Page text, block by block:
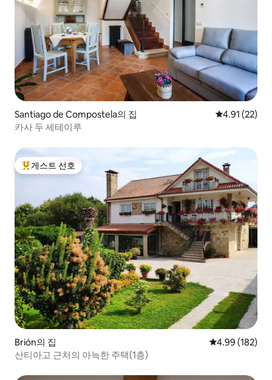
Santiago de Compostela의 집 평점 4.91점
4.91 (22)
카사 두 세테이루
상위 게스트 선호
게스트 선호
Brión의 집 평점 4.99점(5
4.99 (182)
산티아고 근처의 아늑한 주택(1층)